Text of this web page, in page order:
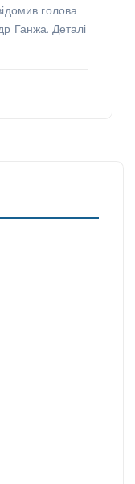
голова
Ганжа. Деталі